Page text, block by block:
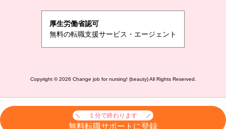
１分で終わります
無料転職サポートに登録
厚生労働省認可
無料の転職支援サービス・エージェント
Copyright ©2026 Change job for nursing! (beauty)All Rights Reserved.